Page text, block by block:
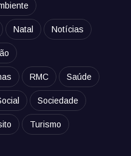
Natal Notícias
RMC Saúde
Sociedade
Turismo